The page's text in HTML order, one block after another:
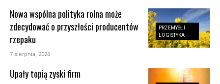
PRZEMYSŁ I
LOGISTYKA
Nowa wspólna polityka rolna może
zdecydować o przyszłości producentów
rzepaku
7 sierpnia, 2026
Upały topią zyski firm